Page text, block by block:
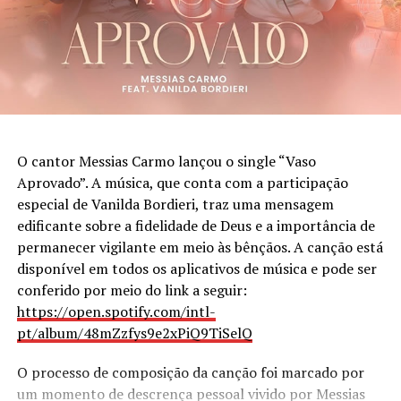
Assista ao videoclipe da canção “Deus Está
Planejando”, de Vera Schweizer, no YouTube:
https://youtu.be/tK-X6JXAN34?
si=WKvVGHhenQVGFgOI
Souza (reco-reco).
PUBLICIDADE
O cantor Messias Carmo lançou o single “Vaso
Aprovado”. A música, que conta com a participação
especial de Vanilda Bordieri, traz uma mensagem
edificante sobre a fidelidade de Deus e a importância de
permanecer vigilante em meio às bênçãos. A canção está
disponível em todos os aplicativos de música e pode ser
conferido por meio do link a seguir:
https://open.spotify.com/intl-
pt/album/48mZzfys9e2xPiQ9TiSelQ
O processo de composição da canção foi marcado por
um momento de descrença pessoal vivido por Messias